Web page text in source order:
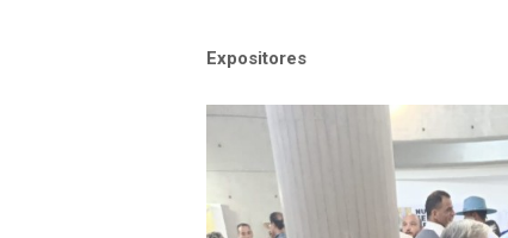
Expositores